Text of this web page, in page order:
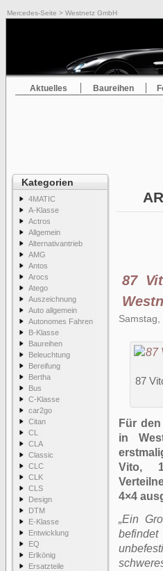
Mercedes-Seite > Westnetz GmbH
Aktuelles Baureihen
Kategorien
4MATIC
A-Klasse
Actros
Allgemein
Alternativantrieb
AMG
Antos
Arocs
Atego
Auszeichnung
Auto allgemein
Autonomes Fahren
B-Klasse
Baureihen
Beleuchtung
Bereifung
Bertha
Bus
C-Klasse
car2go
Citan
CL
CLA
Classic
CLC
CLK
CLS
Design
DTM
E-Klasse
Entwicklung
EQ
Erlkönig
Ersatzteile
87
87
Für
in
Vito,
4×4
„Ein